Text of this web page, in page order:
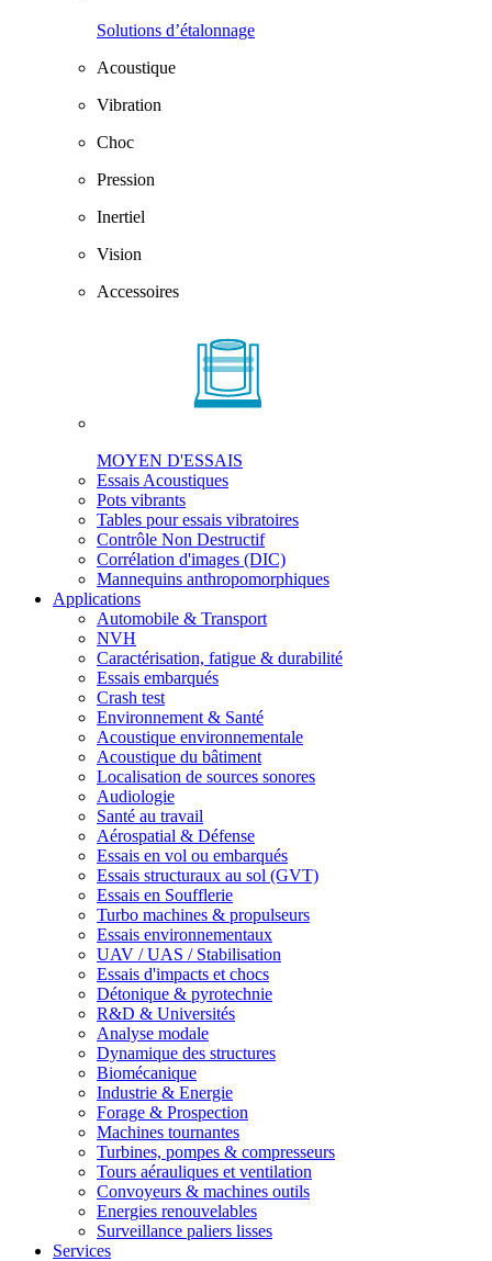
Solutions d’étalonnage
Acoustique
Vibration
Choc
Pression
Inertiel
Vision
Accessoires
MOYEN D'ESSAIS
Essais Acoustiques
Pots vibrants
Tables pour essais vibratoires
Contrôle Non Destructif
Corrélation d'images (DIC)
Mannequins anthropomorphiques
Applications
Automobile & Transport
NVH
Caractérisation, fatigue & durabilité
Essais embarqués
Crash test
Environnement & Santé
Acoustique environnementale
Acoustique du bâtiment
Localisation de sources sonores
Audiologie
Santé au travail
Aérospatial & Défense
Essais en vol ou embarqués
Essais structuraux au sol (GVT)
Essais en Soufflerie
Turbo machines & propulseurs
Essais environnementaux
UAV / UAS / Stabilisation
Essais d'impacts et chocs
Détonique & pyrotechnie
R&D & Universités
Analyse modale
Dynamique des structures
Biomécanique
Industrie & Energie
Forage & Prospection
Machines tournantes
Turbines, pompes & compresseurs
Tours aérauliques et ventilation
Convoyeurs & machines outils
Energies renouvelables
Surveillance paliers lisses
Services